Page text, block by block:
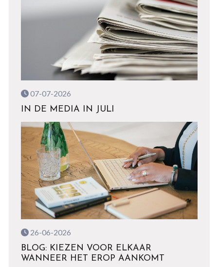
07-07-2026
IN DE MEDIA IN JULI
26-06-2026
BLOG: KIEZEN VOOR ELKAAR
WANNEER HET EROP AANKOMT